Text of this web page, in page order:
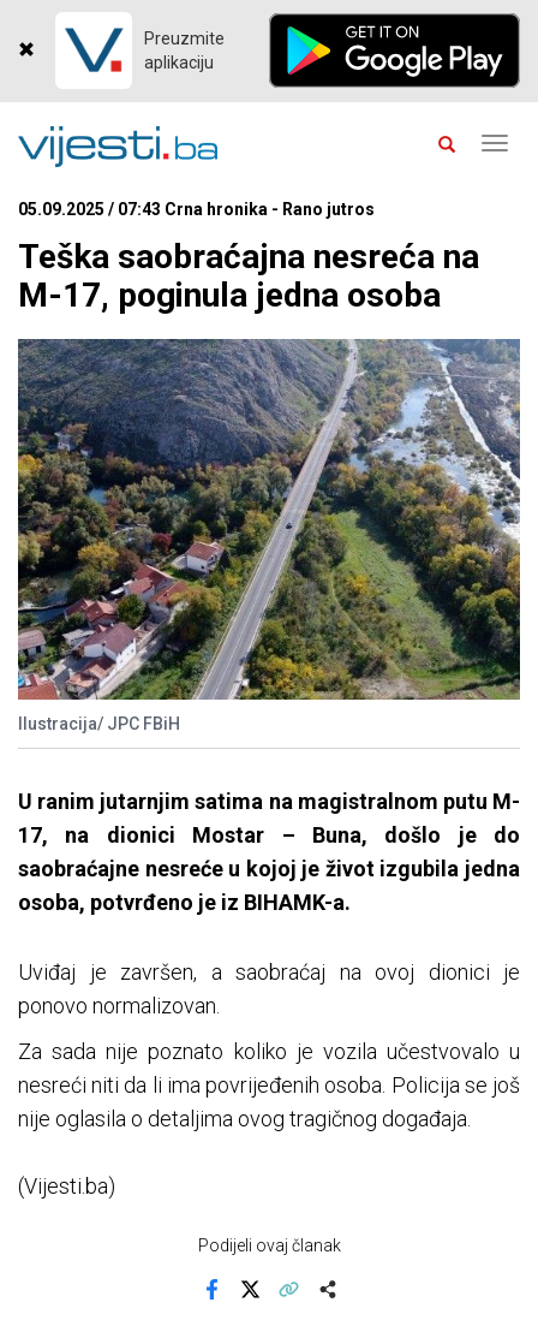
Preuzmite
aplikaciju
05.09.2025 / 07:43 Crna hronika - Rano jutros
Teška saobraćajna nesreća na
M-17, poginula jedna osoba
Ilustracija/ JPC FBiH
U ranim jutarnjim satima na magistralnom putu M-
17, na dionici Mostar – Buna, došlo je do
saobraćajne nesreće u kojoj je život izgubila jedna
osoba, potvrđeno je iz BIHAMK-a.
Uviđaj je završen, a saobraćaj na ovoj dionici je
ponovo normalizovan.
Za sada nije poznato koliko je vozila učestvovalo u
nesreći niti da li ima povrijeđenih osoba. Policija se još
nije oglasila o detaljima ovog tragičnog događaja.
(Vijesti.ba)
Podijeli ovaj članak